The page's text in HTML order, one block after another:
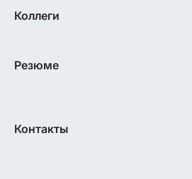
Коллеги
Резюме
Контакты